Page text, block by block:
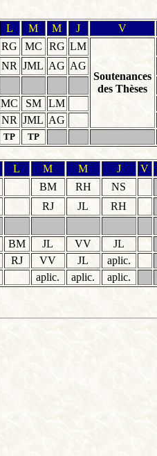
L M M J V
RG MC RG LM
Soutenances
des Thèses
NR JML AG AG
MC SM
LM
NR JML AG
TP TP
L M M J V
BM RH
NS
RJ JL
RH
BM JL VV
JL
RJ VV JL
aplic.
aplic. aplic. aplic.